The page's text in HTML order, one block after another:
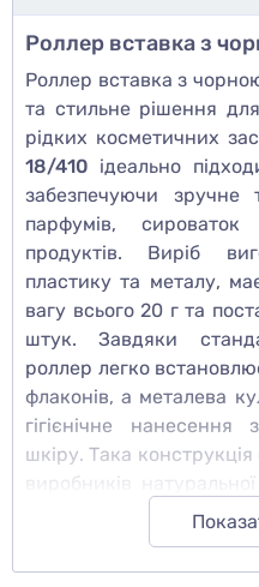
Роллер вставка з
Роллер вставка з
та стильне рішення
рідких косметичних
18/410 ідеально
забезпечуючи зручне
парфумів,
продуктів. Виріб
пластику та металу,
вагу всього 20 г та
штук. Завдяки
роллер легко
флаконів, а металева
гігієнічне
шкіру. Така
виробників
засобів для догляду,
зручні roll-on
протікань.